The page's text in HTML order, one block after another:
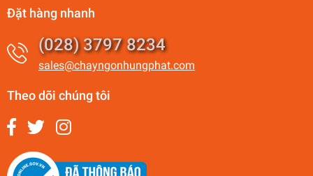
Đặt hàng nhanh
(028) 3797 8234
sales@chayngonhungphat.com
Theo dõi chúng tôi